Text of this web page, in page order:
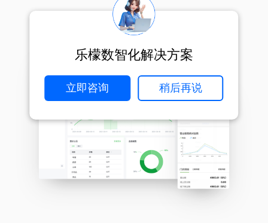
乐檬数智化解决方案
立即咨询 稍后再说